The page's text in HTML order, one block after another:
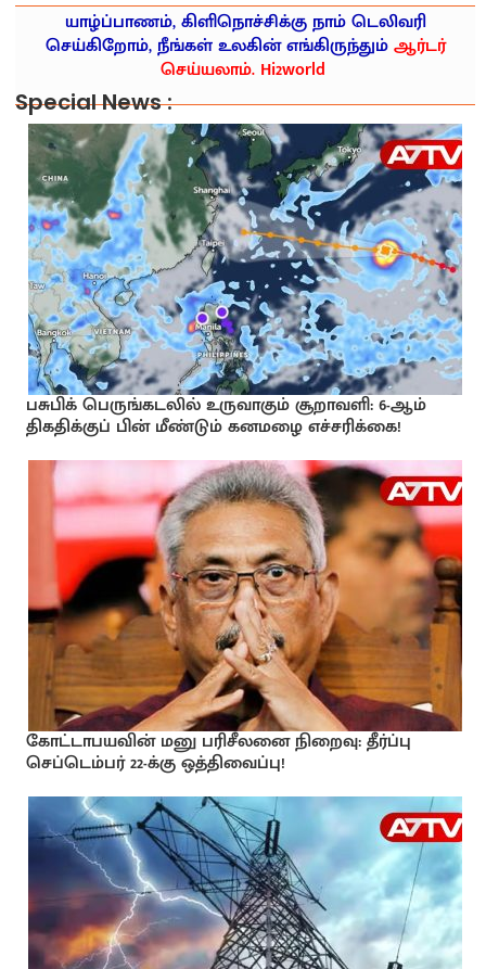
யாழ்ப்பாணம், கிளிநொச்சிக்கு நாம் டெலிவரி
செய்கிறோம், நீங்கள் உலகின் எங்கிருந்தும்ஆர்டர்
செய்யலாம். Hi2world
Special News :
பசுபிக் பெருங்கடலில் உருவாகும் சூறாவளி: 6-ஆம்
திகதிக்குப் பின் மீண்டும் கனமழை எச்சரிக்கை!
கோட்டாபயவின் மனு பரிசீலனை நிறைவு: தீர்ப்பு
செப்டெம்பர் 22-க்கு ஒத்திவைப்பு!